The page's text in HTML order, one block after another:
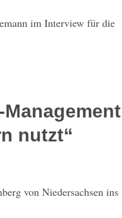
im Interview für die
nutzt“
von Niedersachsen ins